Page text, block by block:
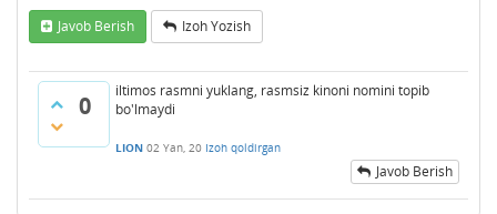
Javob Berish Izoh Yozish
0
iltimos rasmni yuklang, rasmsiz kinoni nomini topib
bo'lmaydi
LION 02 Yan, 20 Izoh qoldirgan
Javob Berish